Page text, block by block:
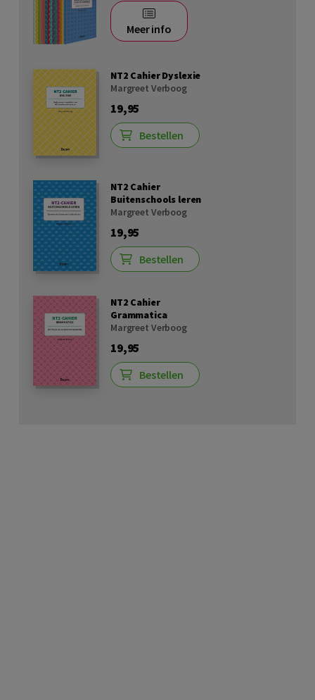
Meer info
NT2 Cahier Dyslexie
Margreet Verboog
19,95
Bestellen
NT2 Cahier
Buitenschools leren
Margreet Verboog
19,95
Bestellen
NT2 Cahier
Grammatica
Margreet Verboog
19,95
Bestellen